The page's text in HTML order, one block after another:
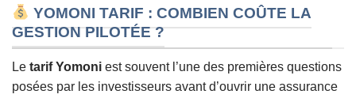
YOMONI TARIF : COMBIEN COÛTE LA
GESTION PILOTÉE ?
Le tarif Yomoni est souvent l’une des premières questions
posées par les investisseurs avant d’ouvrir une assurance